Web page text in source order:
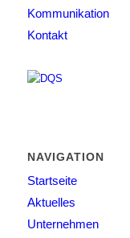
Kommunikation
Kontakt
NAVIGATION
Startseite
Aktuelles
Unternehmen